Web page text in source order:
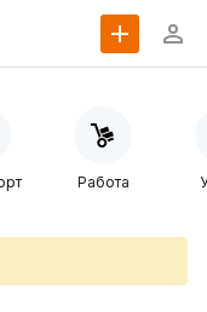
Работа